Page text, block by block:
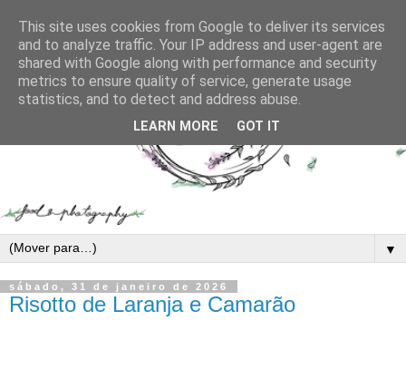
▼
sábado, 31 de janeiro de 2026
Risotto de Laranja e Camarão
This site uses cookies from Google to deliver its services
and to analyze traffic. Your IP address and user-agent are
shared with Google along with performance and security
metrics to ensure quality of service, generate usage
statistics, and to detect and address abuse.
LEARN MORE GOT IT